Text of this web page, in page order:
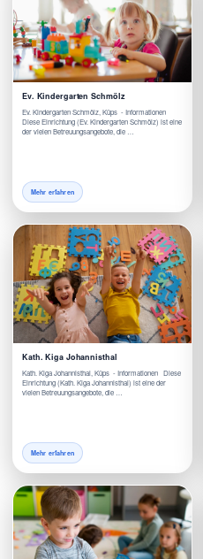
Ev. Kindergarten Schmölz
Ev. Kindergarten Schmölz, Küps - Informationen
Diese Einrichtung (Ev. Kindergarten Schmölz) ist eine
der vielen Betreuungsangebote, die …
Mehr erfahren
Kath. Kiga Johannisthal
Kath. Kiga Johannisthal, Küps - Informationen Diese
Einrichtung (Kath. Kiga Johannisthal) ist eine der
vielen Betreuungsangebote, die …
Mehr erfahren